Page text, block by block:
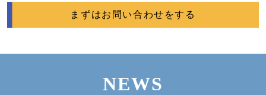
まずはお問い合わせをする
NEWS